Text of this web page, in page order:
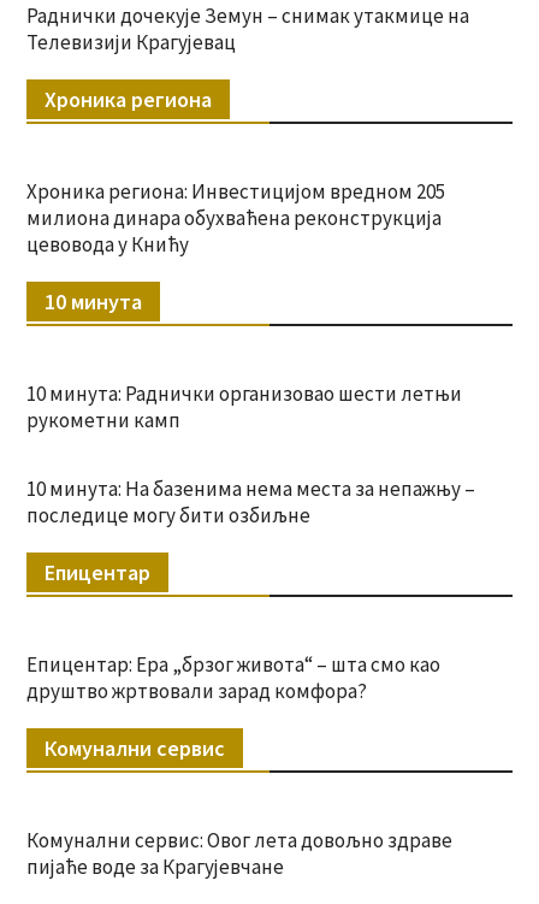
Раднички дочекује Земун – снимак утакмице на
Телевизији Крагујевац
Хроника региона
Хроника региона: Инвестицијом вредном 205
милиона динара обухваћена реконструкција
цевовода у Книћу
10 минута
10 минута: Раднички организовао шести летњи
рукометни камп
10 минута: На базенима нема места за непажњу –
последице могу бити озбиљне
Епицентар
Епицентар: Ера „брзог живота“ – шта смо као
друштво жртвовали зарад комфора?
Комунални сервис
Комунални сервис: Овог лета довољно здраве
пијаће воде за Крагујевчане